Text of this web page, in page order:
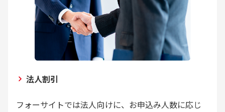
法人割引
フォーサイトでは法人向けに、お申込み人数に応じ